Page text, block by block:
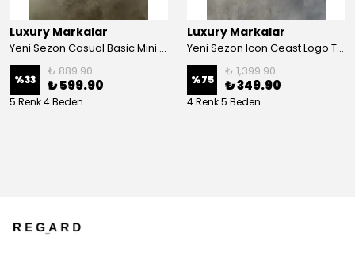
Luxury Markalar
Yeni Sezon Casual Basic Mini Logo Classic T-shirt
%33
₺ 889.90
₺ 599.90
5 Renk 4 Beden
Luxury Markalar
Yeni Sezon Icon Ceast Logo T-shirt
%75
₺ 1,399.90
₺ 349.90
4 Renk 5 Beden